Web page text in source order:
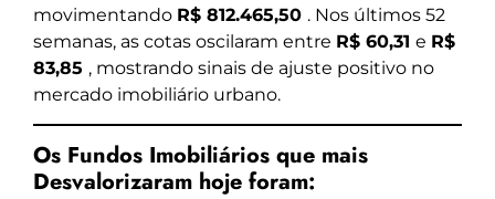
movimentando R$ 812.465,50 . Nos últimos 52
semanas, as cotas oscilaram entre R$ 60,31 e R$
83,85 , mostrando sinais de ajuste positivo no
mercado imobiliário urbano.
Os Fundos Imobiliários que mais
Desvalorizaram hoje foram: